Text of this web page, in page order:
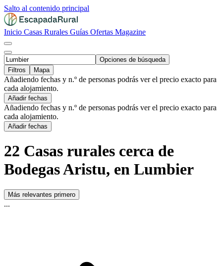
Salto al contenido principal
Inicio Casas Rurales Guías Ofertas Magazine
Opciones de búsqueda
Filtros
Mapa
Añadiendo fechas y n.º de personas podrás ver el precio exacto para
cada alojamiento.
Añadir fechas
Añadiendo fechas y n.º de personas podrás ver el precio exacto para
cada alojamiento.
Añadir fechas
22 Casas rurales cerca de
Bodegas Aristu, en Lumbier
Más relevantes primero
...